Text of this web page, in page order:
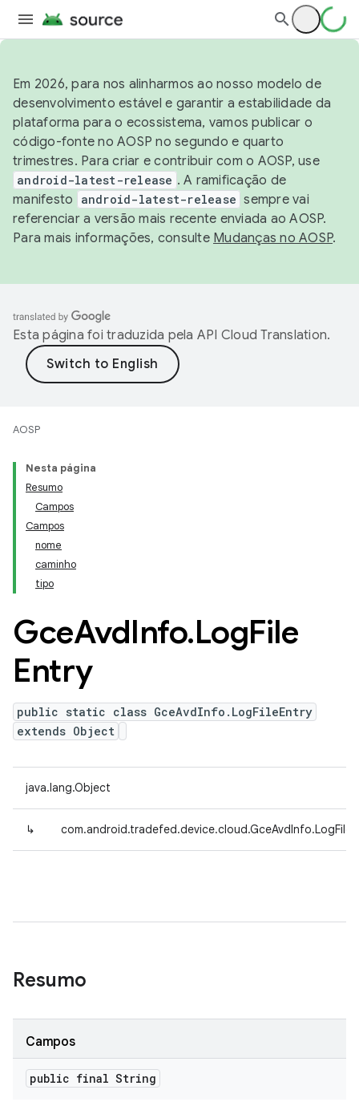
Em 2026, para nos alinharmos ao nosso modelo de
desenvolvimento estável e garantir a estabilidade da
plataforma para o ecossistema, vamos publicar o
código-fonte no AOSP no segundo e quarto
trimestres. Para criar e contribuir com o AOSP, use
android-latest-release . A ramificação de
manifesto
android-latest-release sempre vai
referenciar a versão mais recente enviada ao AOSP.
Para mais informações, consulte Mudanças no AOSP.
Esta página foi traduzida pela API Cloud Translation.
AOSP
Nesta página
Resumo
Campos
Campos
nome
caminho
tipo
GceAvdInfo.LogFile
Entry
public static class GceAvdInfo.LogFileEntry
extends Object
java.lang.Object
↳
Resumo
Campos
public final String